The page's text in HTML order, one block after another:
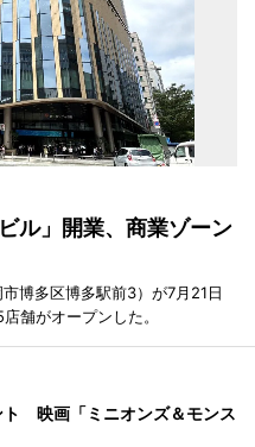
ル」開業、商業ゾーン
博多区博多駅前3）が7月21日
舗がオープンした。
ト 映画「ミニオンズ＆モンス